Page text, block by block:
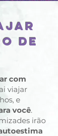
DE
com
viajar
e
você.
irão